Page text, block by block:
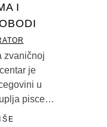
I
zvaničnoj
je
u
pisce…